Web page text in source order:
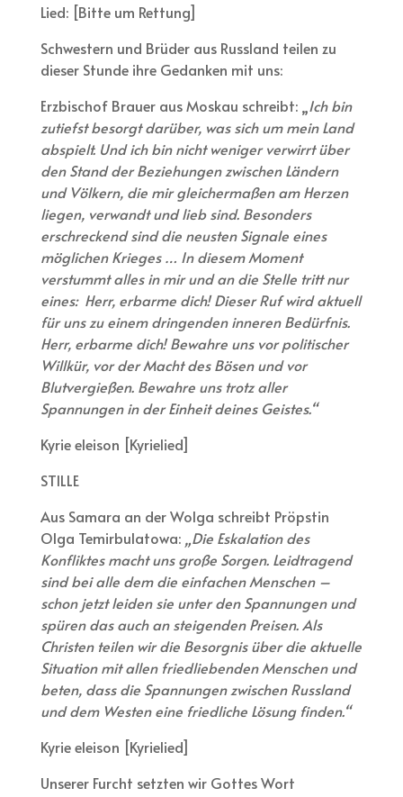
Lied: [Bitte um Rettung]
Schwestern und Brüder aus Russland teilen zu
dieser Stunde ihre Gedanken mit uns:
Erzbischof Brauer aus Moskau schreibt: „ Ich bin
zutiefst besorgt darüber, was sich um mein Land
abspielt. Und ich bin nicht weniger verwirrt über
den Stand der Beziehungen zwischen Ländern
und Völkern, die mir gleichermaßen am Herzen
liegen, verwandt und lieb sind. Besonders
erschreckend sind die neusten Signale eines
möglichen Krieges … In diesem Moment
verstummt alles in mir und an die Stelle tritt nur
eines: Herr, erbarme dich! Dieser Ruf wird aktuell
für uns zu einem dringenden inneren Bedürfnis.
Herr, erbarme dich! Bewahre uns vor politischer
Willkür, vor der Macht des Bösen und vor
Blutvergießen. Bewahre uns trotz aller
Spannungen in der Einheit deines Geistes.“
Kyrie eleison [Kyrielied]
STILLE
Aus Samara an der Wolga schreibt Pröpstin
Olga Temirbulatowa: „Die Eskalation des
Konfliktes macht uns große Sorgen. Leidtragend
sind bei alle dem die einfachen Menschen –
schon jetzt leiden sie unter den Spannungen und
spüren das auch an steigenden Preisen. Als
Christen teilen wir die Besorgnis über die aktuelle
Situation mit allen friedliebenden Menschen und
beten, dass die Spannungen zwischen Russland
und dem Westen eine friedliche Lösung finden.“
Kyrie eleison [Kyrielied]
Unserer Furcht setzten wir Gottes Wort